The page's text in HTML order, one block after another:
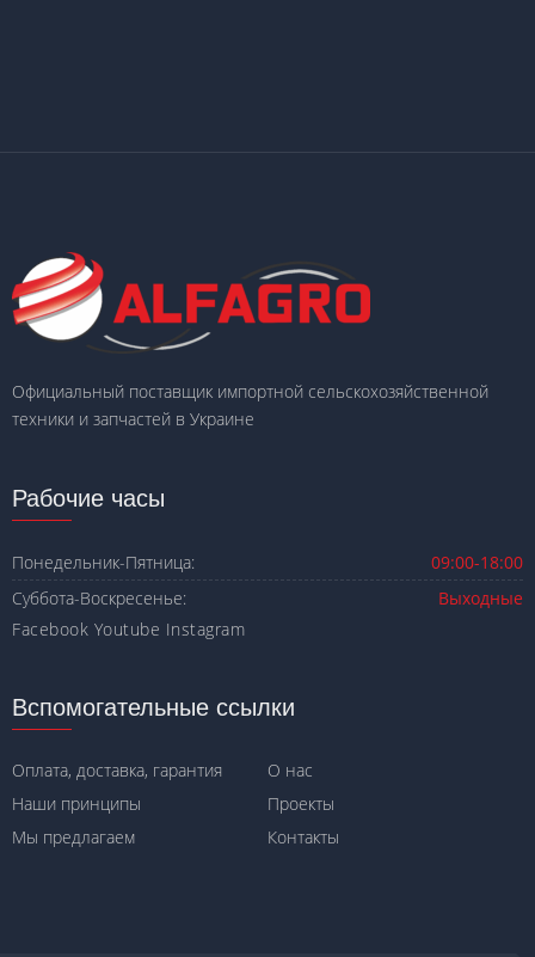
Официальный поставщик импортной сельскохозяйственной
техники и запчастей в Украине
Рабочие часы
Понедельник-Пятница:
09:00-18:00
Суббота-Воскресенье:
Выходные
Facebook Youtube Instagram
Вспомогательные ссылки
Оплата, доставка, гарантия
О нас
Наши принципы
Проекты
Мы предлагаем
Контакты